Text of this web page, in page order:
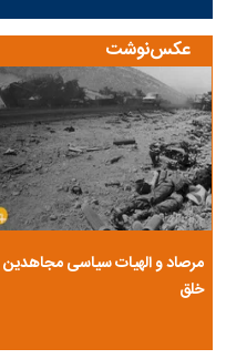
عکس‌نوشت
مرصاد و الهیات سیاسی مجاهدین
خلق